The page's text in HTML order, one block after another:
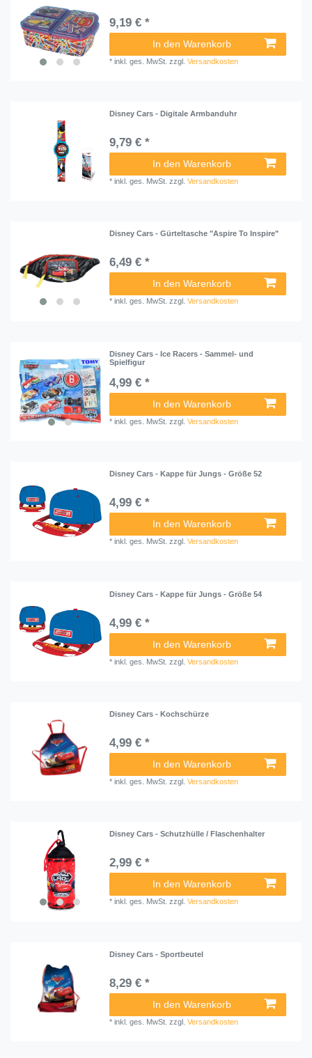
9,19 € *
In den Warenkorb
*inkl. ges. MwSt. zzgl.Versandkosten
Disney Cars - Digitale Armbanduhr
9,79 € *
In den Warenkorb
*inkl. ges. MwSt. zzgl.Versandkosten
Disney Cars - Gürteltasche "Aspire To Inspire"
6,49 € *
In den Warenkorb
*inkl. ges. MwSt. zzgl.Versandkosten
Disney Cars - Ice Racers - Sammel- und
Spielfigur
4,99 € *
In den Warenkorb
*inkl. ges. MwSt. zzgl.Versandkosten
Disney Cars - Kappe für Jungs - Größe 52
4,99 € *
In den Warenkorb
*inkl. ges. MwSt. zzgl.Versandkosten
Disney Cars - Kappe für Jungs - Größe 54
4,99 € *
In den Warenkorb
*inkl. ges. MwSt. zzgl.Versandkosten
Disney Cars - Kochschürze
4,99 € *
In den Warenkorb
*inkl. ges. MwSt. zzgl.Versandkosten
Disney Cars - Schutzhülle / Flaschenhalter
2,99 € *
In den Warenkorb
*inkl. ges. MwSt. zzgl.Versandkosten
Disney Cars - Sportbeutel
8,29 € *
In den Warenkorb
*inkl. ges. MwSt. zzgl.Versandkosten